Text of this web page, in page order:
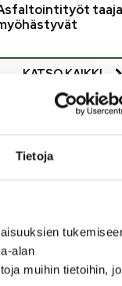
Tietoja
alan
muihin tietoihin,
KATSO KAIKKI